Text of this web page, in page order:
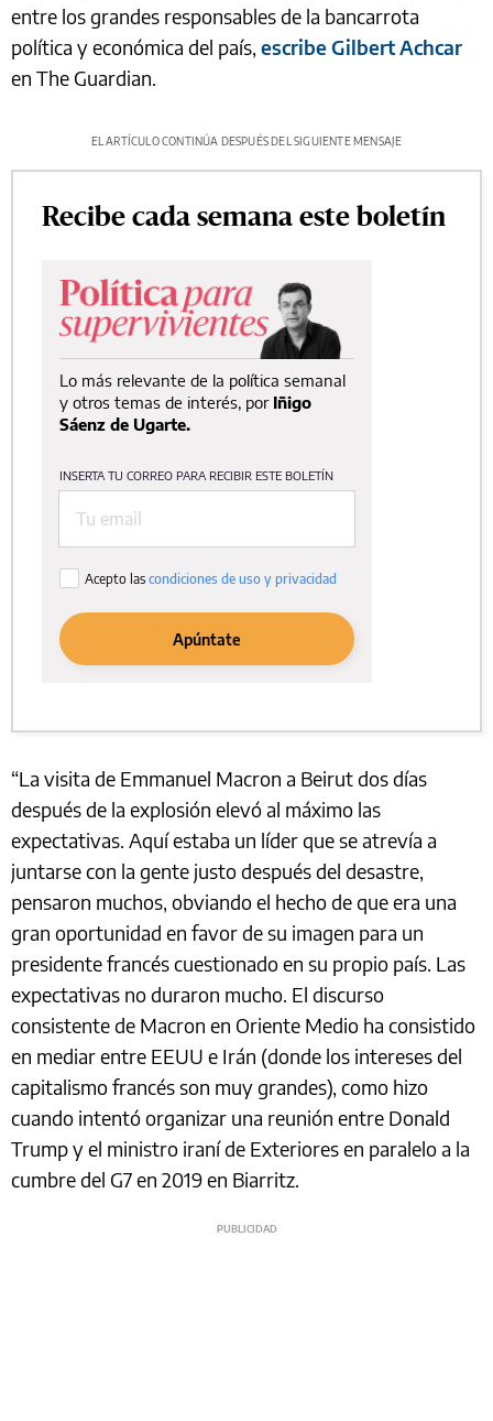
entre los grandes responsables de la bancarrota
política y económica del país, escribe Gilbert Achcar
en The Guardian.
EL ARTÍCULO CONTINÚA DESPUÉS DEL SIGUIENTE MENSAJE
Recibe cada semana este boletín
“La visita de Emmanuel Macron a Beirut dos días
después de la explosión elevó al máximo las
expectativas. Aquí estaba un líder que se atrevía a
juntarse con la gente justo después del desastre,
pensaron muchos, obviando el hecho de que era una
gran oportunidad en favor de su imagen para un
presidente francés cuestionado en su propio país. Las
expectativas no duraron mucho. El discurso
consistente de Macron en Oriente Medio ha consistido
en mediar entre EEUU e Irán (donde los intereses del
capitalismo francés son muy grandes), como hizo
cuando intentó organizar una reunión entre Donald
Trump y el ministro iraní de Exteriores en paralelo a la
cumbre del G7 en 2019 en Biarritz.